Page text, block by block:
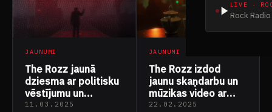
LIVE ·
Rock
JAUNUMI
The Rozz jaunā
dziesma ar politisku
vēstījumu un
satīrisku nosaukumu
11.03.2025
JAUNUMI
The Rozz izdod
jaunu skaņdarbu un
mūzikas video ar
Māras Zālītes dzeju
22.02.2025